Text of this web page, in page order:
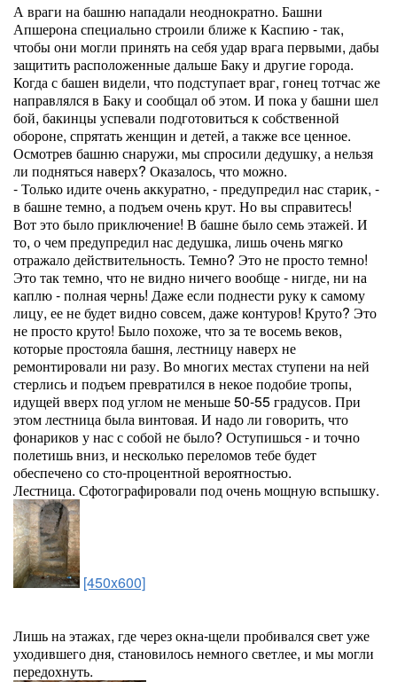
А враги на башню нападали неоднократно. Башни
Апшерона специально строили ближе к Каспию - так,
чтобы они могли принять на себя удар врага первыми, дабы
защитить расположенные дальше Баку и другие города.
Когда с башен видели, что подступает враг, гонец тотчас же
направлялся в Баку и сообщал об этом. И пока у башни шел
бой, бакинцы успевали подготовиться к собственной
обороне, спрятать женщин и детей, а также все ценное.
Осмотрев башню снаружи, мы спросили дедушку, а нельзя
ли подняться наверх? Оказалось, что можно.
- Только идите очень аккуратно, - предупредил нас старик, -
в башне темно, а подъем очень крут. Но вы справитесь!
Вот это было приключение! В башне было семь этажей. И
то, о чем предупредил нас дедушка, лишь очень мягко
отражало действительность. Темно? Это не просто темно!
Это так темно, что не видно ничего вообще - нигде, ни на
каплю - полная чернь! Даже если поднести руку к самому
лицу, ее не будет видно совсем, даже контуров! Круто? Это
не просто круто! Было похоже, что за те восемь веков,
которые простояла башня, лестницу наверх не
ремонтировали ни разу. Во многих местах ступени на ней
стерлись и подъем превратился в некое подобие тропы,
идущей вверх под углом не меньше 50-55 градусов. При
этом лестница была винтовая. И надо ли говорить, что
фонариков у нас с собой не было? Оступишься - и точно
полетишь вниз, и несколько переломов тебе будет
обеспечено со сто-процентной вероятностью.
Лестница. Сфотографировали под очень мощную вспышку.
[450x600]
Лишь на этажах, где через окна-щели пробивался свет уже
уходившего дня, становилось немного светлее, и мы могли
передохнуть.